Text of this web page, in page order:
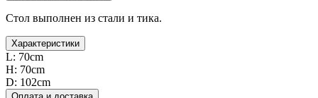
Стол выполнен из стали и тика.
Характеристики
L: 70cm
H: 70cm
D: 102cm